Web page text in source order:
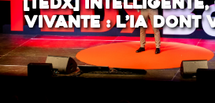
Risques
L’association
[TEDx]
vivante : l’IA dont